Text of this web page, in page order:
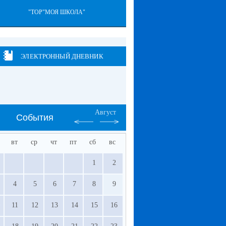
"ТОР"МОЯ ШКОЛА"
ЭЛЕКТРОННЫЙ ДНЕВНИК
События
Август
вт ср чт пт сб вс
1 2
4 5 6 7 8 9
11 12 13 14 15 16